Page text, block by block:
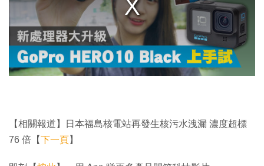
d
.
【相關報道】日本福島核電站再發生核污水洩漏 濃度超標
76 倍【下一頁】